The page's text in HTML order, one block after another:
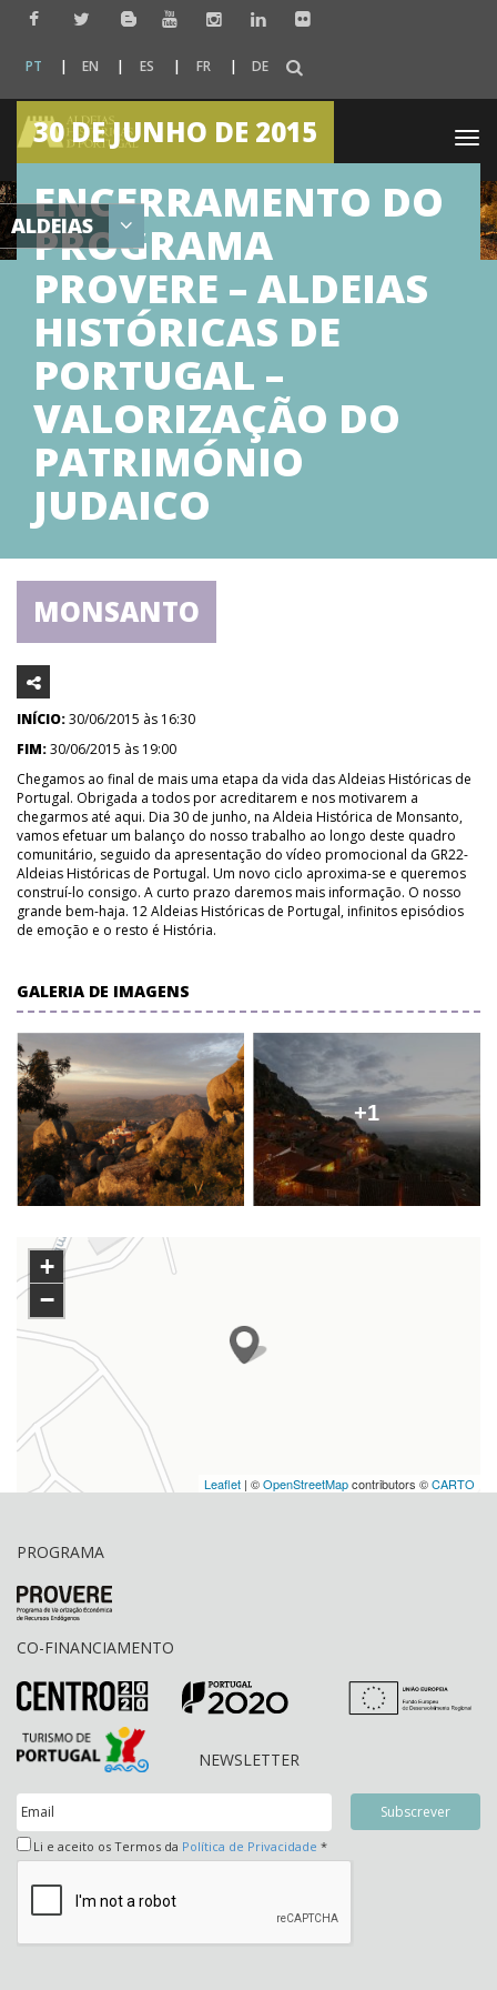
PT EN ES FR DE
ALDEIAS
30 DE JUNHO DE 2015
ENCERRAMENTO DO
PROGRAMA
PROVERE – ALDEIAS
HISTÓRICAS DE
PORTUGAL –
VALORIZAÇÃO DO
PATRIMÓNIO
JUDAICO
MONSANTO
INÍCIO:30/06/2015 às 16:30
FIM:30/06/2015 às 19:00
Chegamos ao final de mais uma etapa da vida das Aldeias Históricas de
Portugal. Obrigada a todos por acreditarem e nos motivarem a
chegarmos até aqui. Dia 30 de junho, na Aldeia Histórica de Monsanto,
vamos efetuar um balanço do nosso trabalho ao longo deste quadro
comunitário, seguido da apresentação do vídeo promocional da GR22-
Aldeias Históricas de Portugal. Um novo ciclo aproxima-se e queremos
construí-lo consigo. A curto prazo daremos mais informação. O nosso
grande bem-haja. 12 Aldeias Históricas de Portugal, infinitos episódios
de emoção e o resto é História.
GALERIA DE IMAGENS
+1
+
−
Leaflet | ©OpenStreetMapcontributors ©CARTO
PROGRAMA
CO-FINANCIAMENTO
NEWSLETTER
Li e aceito os Termos da Política de Privacidade *